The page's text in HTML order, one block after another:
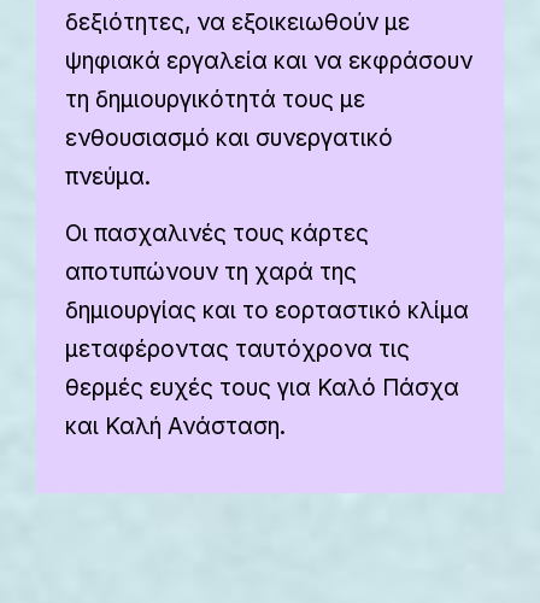
δεξιότητες, να εξοικειωθούν με
ψηφιακά εργαλεία και να εκφράσουν
τη δημιουργικότητά τους με
ενθουσιασμό και συνεργατικό
πνεύμα.
Οι πασχαλινές τους κάρτες
αποτυπώνουν τη χαρά της
δημιουργίας και το εορταστικό κλίμα
μεταφέροντας ταυτόχρονα τις
θερμές ευχές τους για Καλό Πάσχα
και Καλή Ανάσταση.